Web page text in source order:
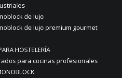
de lujo
de lujo premium gourmet
HOSTELERÍA
para cocinas profesionales